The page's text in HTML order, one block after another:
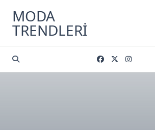
content
MODA
TRENDLERI